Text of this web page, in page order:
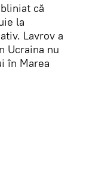
că
la
Lavrov a
Ucraina nu
în Marea